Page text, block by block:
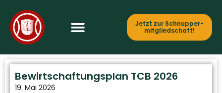
Jetzt zur Schnupper­
mitgliedschaft!
Bewirtschaftungsplan TCB 2026
19. Mai 2026